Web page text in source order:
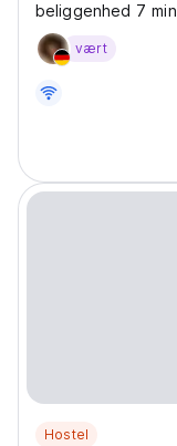
beliggenhed 7
station, det er en
rækkehus blandt
vært
Hostel